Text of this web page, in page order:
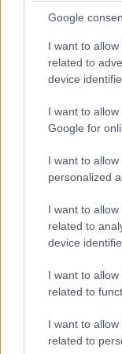
Google
I want to
related to
device
I want to
Google for
I want to
personalized
I want to
related to
device
I want to
related to
I want to
related to
capacità.
In ultimo, è
colpevolismo
ospite fissa del
Monteleone, la